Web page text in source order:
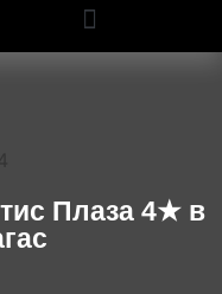
Плаза 4★ в